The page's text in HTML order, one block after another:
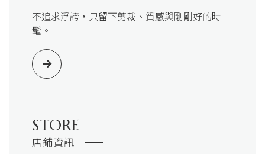
不追求浮誇，只留下剪裁、質感與剛剛好的時
髦。
STORE
店鋪資訊